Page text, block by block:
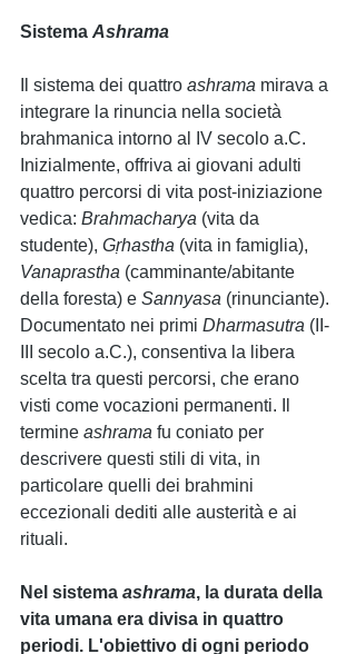
Sistema Ashrama
Il sistema dei quattro ashrama mirava a
integrare la rinuncia nella società
brahmanica intorno al IV secolo a.C.
Inizialmente, offriva ai giovani adulti
quattro percorsi di vita post-iniziazione
vedica: Brahmacharya (vita da
studente), Gṛhastha (vita in famiglia),
Vanaprastha (camminante/abitante
della foresta) e Sannyasa (rinunciante).
Documentato nei primi Dharmasutra (II-
III secolo a.C.), consentiva la libera
scelta tra questi percorsi, che erano
visti come vocazioni permanenti. Il
termine ashrama fu coniato per
descrivere questi stili di vita, in
particolare quelli dei brahmini
eccezionali dediti alle austerità e ai
rituali.
Nel sistema ashrama, la durata della
vita umana era divisa in quattro
periodi. L'obiettivo di ogni periodo